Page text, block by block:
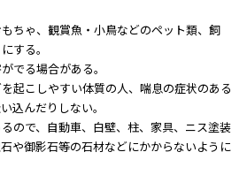
ちゃ、観賞魚・小鳥などのペット類、飼
する。
でる場合がある。
起こしやすい体質の人、喘息の症状のある
込んだりしない。
ので、自動車、白壁、柱、家具、ニス塗装
や御影石等の石材などにかからないように